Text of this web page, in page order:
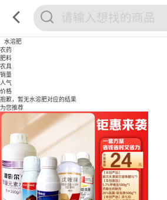
水溶肥
农药
肥料
农具
销量
人气
价格
抱歉，暂无水溶肥对应的结果
为您推荐